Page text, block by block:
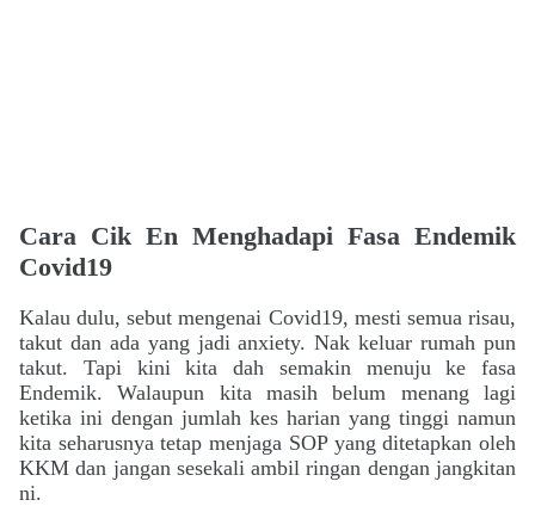
Cara Cik En Menghadapi Fasa Endemik
Covid19
Kalau dulu, sebut mengenai Covid19, mesti semua risau,
takut dan ada yang jadi anxiety. Nakkeluar rumah pun
takut. Tapi kini kita dah semakin menuju ke fasa
Endemik. Walaupun kita masih belum menang lagi
ketika ini dengan jumlah kes harian yang tinggi namun
kita seharusnya tetap menjaga SOP yang ditetapkan oleh
KKM dan jangan sesekali ambil ringan dengan jangkitan
ni.